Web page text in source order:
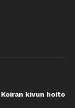
kivun hoito